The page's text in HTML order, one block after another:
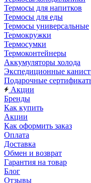
Термосы для напитков
Термосы для еды
Термосы универсальные
Термокружки
Термосумки
Термоконтейнеры
Аккумуляторы холода
Экспедиционные
Подарочные
Акции
Бренды
Как купить
Акции
Как оформить заказ
Оплата
Доставка
Обмен и возврат
Гарантия на товар
Блог
Отзывы